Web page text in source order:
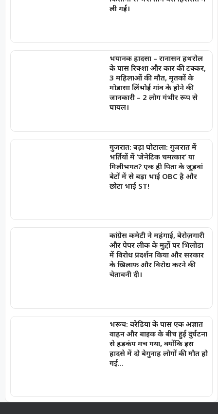
ली गईं।
भयानक हादसा – रानासन हथरोल
के पास रिक्शा और कार की टक्कर,
3 महिलाओं की मौत, मृतकों के
मोडासा लिंभोई गांव के होने की
जानकारी – 2 लोग गंभीर रूप से
घायल।
गुजरात: बड़ा घोटाला: गुजरात में
भर्तियों में ‘जेनेटिक चमत्कार’ या
मिलीभगत? एक ही पिता के जुड़वां
बेटों में से बड़ा भाई OBC है और
छोटा भाई ST!
कांग्रेस कमेटी ने महंगाई, बेरोज़गारी
और पेपर लीक के मुद्दों पर भिलोडा
में विरोध प्रदर्शन किया और सरकार
के ख़िलाफ़ और विरोध करने की
चेतावनी दी।
भरूच: वरेडिया के पास एक अज्ञात
वाहन और बाइक के बीच हुई दुर्घटना
से हड़कंप मच गया, क्योंकि इस
हादसे में दो बेगुनाह लोगों की मौत हो
गई…